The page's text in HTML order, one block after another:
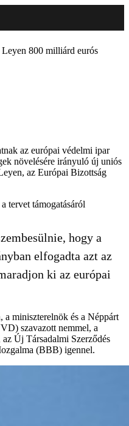
800 milliárd eurós
az európai védelmi ipar
növelésére irányuló új uniós
az Európai Bizottság
tervet támogatásáról
hogy a
elfogadta azt az
ki az európai
miniszterelnök és a Néppárt
szavazott nemmel, a
Új Társadalmi Szerződés
(BBB) igennel.